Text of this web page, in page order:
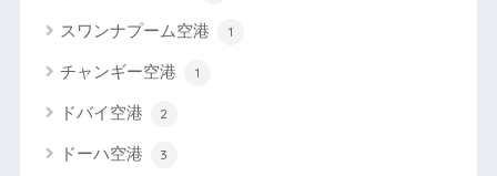
スワンナプーム空港 1
チャンギー空港 1
ドバイ空港 2
ドーハ空港 3